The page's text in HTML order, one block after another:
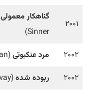
۲۰۰۱
گناهکار معمولی
Sinner)
۲۰۰۲ مرد عنکبوتی(Spider-Man)
۲۰۰۲
ربوده شده(Swept Away)